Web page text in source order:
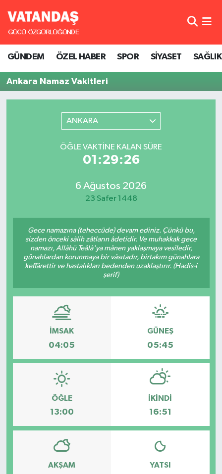
GÜNDEM ÖZEL HABER SPOR SİYASET SAĞLIK
Ankara Namaz Vakitleri
ANKARA
ÖĞLE VAKTINE KALAN SÜRE
01:29:26
6 Ağustos 2026
23 Safer 1448
Gece namazına (teheccüde) devam ediniz. Çünkü bu,
sizden önceki sâlih zâtların âdetidir. Ve muhakkak gece
namazı, Allâhü Teâlâ'ya mânen yaklaşmaya vesîledir,
günahlardan korunmaya bir vâsıtadır, birtakım günahlara
keffârettir ve hastalıkları bedenden uzaklaştırır. (Hadis-i
şerif)
İMSAK
04:05
GÜNEŞ
05:45
ÖĞLE
13:00
İKINDI
16:51
AKŞAM YATSI
GÜNDEM
Hava Durumu
Tüm Manşetler